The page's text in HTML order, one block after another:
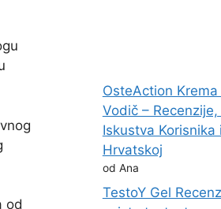
od
OsteAction
Vodič –
Iskustva Korisnika
Hrvatskoj
od Ana
TestoY Gel